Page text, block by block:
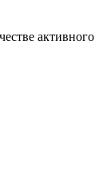
активного